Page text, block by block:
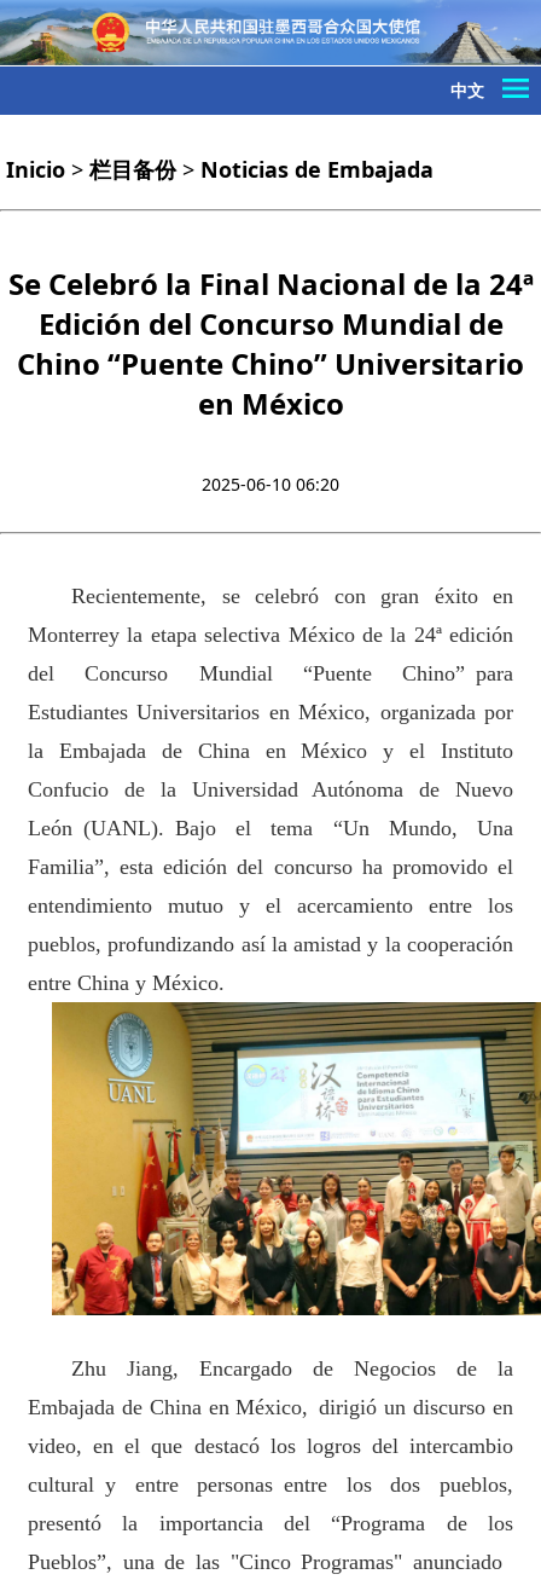
中文
Inicio >栏目备份> Noticias de Embajada
Se Celebró la Final Nacional de la 24ª
Edición del Concurso Mundial de
Chino “Puente Chino” Universitario
en México
2025-06-10 06:20
Recientemente, se celebró con gran éxito en
Monterrey la etapa selectiva México de la 24ª edición
del Concurso Mundial “Puente Chino” para
Estudiantes Universitarios en México, organizada por
la Embajada de China en México y el Instituto
Confucio de la Universidad Autónoma de Nuevo
León (UANL). Bajo el tema “Un Mundo, Una
Familia”, esta edición del concurso ha promovido el
entendimiento mutuo y el acercamiento entre los
pueblos, profundizando así la amistad y la cooperación
entre China y México.
Zhu Jiang, Encargado de Negocios de la
Embajada de China en México, dirigió un discurso en
video, en el que destacó los logros del intercambio
cultural y entre personas entre los dos pueblos,
presentó la importancia del “Programa de los
Pueblos”, una de las "CincoProgramas"anunciado